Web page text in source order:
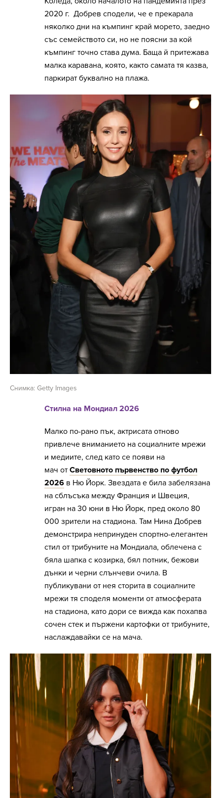
2020 г. Добрев сподели, че е прекарала
няколко дни на къмпинг край морето, заедно
със семейството си, но не поясни за кой
къмпинг точно става дума. Баща й притежава
малка каравана, която, както самата тя казва,
паркират буквално на плажа.
Снимка: Getty Images
Стилна на Мондиал 2026
Малко по-рано пък, актрисата отново
привлече вниманието на социалните мрежи
и медиите, след като се появи на
мач от Световното първенство по футбол
2026 в Ню Йорк. Звездата е била забелязана
на сблъсъка между Франция и Швеция,
игран на 30 юни в Ню Йорк, пред около 80
000 зрители на стадиона. Там Нина Добрев
демонстрира непринуден спортно-елегантен
стил от трибуните на Мондиала, облечена с
бяла шапка с козирка, бял потник, бежови
дънки и черни слънчеви очила. В
публикувани от нея сторита в социалните
мрежи тя споделя моменти от атмосферата
на стадиона, като дори се вижда как похапва
сочен стек и пържени картофки от трибуните,
наслаждавайки се на мача.